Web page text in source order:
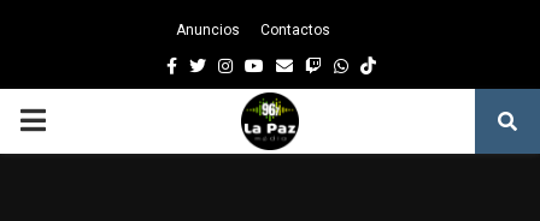
Anuncios Contactos
Facebook
TwitterInstagram
Youtube
EmailTwitchWhatsapp
PRIMARY